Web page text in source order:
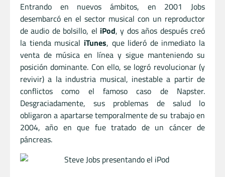
Entrando en nuevos ámbitos, en 2001 Jobs
desembarcó en el sector musical con un reproductor
de audio de bolsillo, el iPod, y dos años después creó
la tienda musical iTunes, que lideró de inmediato la
venta de música en línea y sigue manteniendo su
posición dominante. Con ello, se logró revolucionar (y
revivir) a la industria musical, inestable a partir de
conflictos como el famoso caso de Napster.
Desgraciadamente, sus problemas de salud lo
obligaron a apartarse temporalmente de su trabajo en
2004, año en que fue tratado de un cáncer de
páncreas.